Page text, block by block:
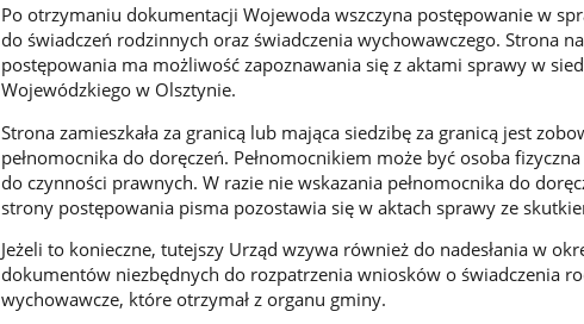
Po otrzymaniu dokumentacji Wojewoda wszczyna postępowanie w
do świadczeń rodzinnych oraz świadczenia wychowawczego. Strona
postępowania ma możliwość zapoznawania się z aktami sprawy w
Wojewódzkiego w Olsztynie.
Strona zamieszkała za granicą lub mająca siedzibę za granicą jest
pełnomocnika do doręczeń. Pełnomocnikiem może być osoba
do czynności prawnych. W razie nie wskazania pełnomocnika do
strony postępowania pisma pozostawia się w aktach sprawy ze
Jeżeli to konieczne, tutejszy Urząd wzywa również do nadesłania w
dokumentów niezbędnych do rozpatrzenia wniosków o świadczenia
wychowawcze, które otrzymał z organu gminy.